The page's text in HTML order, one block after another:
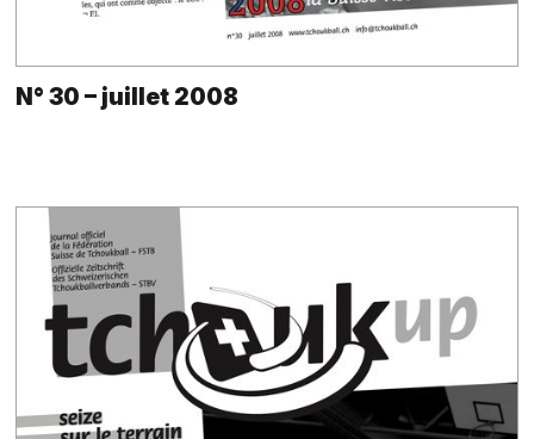
N° 30 – juillet 2008